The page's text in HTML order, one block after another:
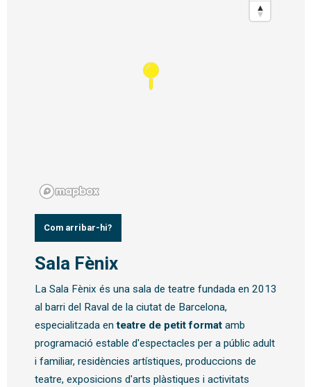
Com arribar-hi?
Sala Fènix
La Sala Fènix és una sala de teatre fundada en 2013
al barri del Raval de la ciutat de Barcelona,
especialitzada enteatre de petit formatamb
programació estable d'espectacles per a públic adult
i familiar, residències artístiques, produccions de
teatre, exposicions d'arts plàstiques i activitats